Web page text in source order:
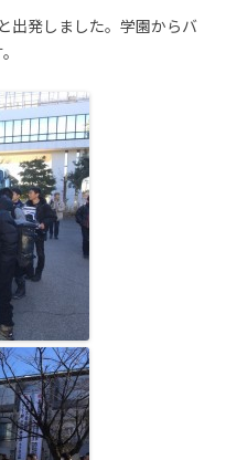
出発しました。学園からバ